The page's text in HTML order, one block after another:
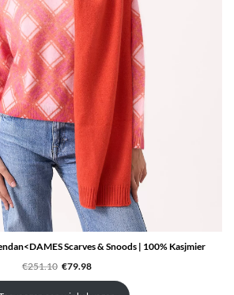
Scarves & Snoods | 100% Kasjmier
€251.10 Oorspronkelijke
was:
€79.98Huidige
is: